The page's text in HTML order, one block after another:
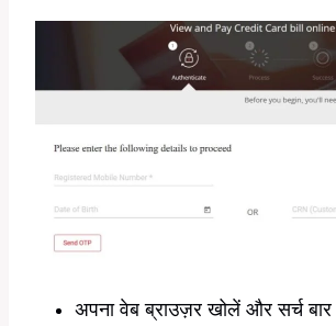
अपना वेब ब्राउज़र खोलें और सर्च बार